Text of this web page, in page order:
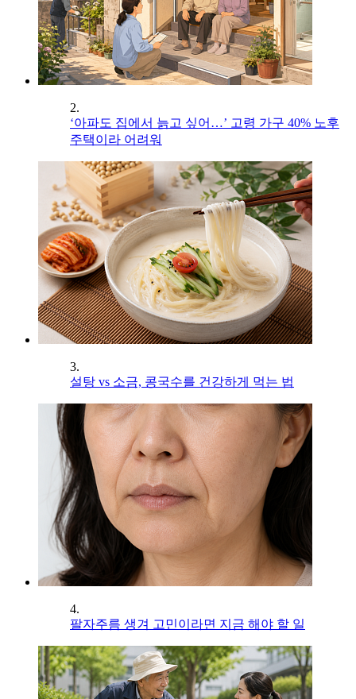
2.
‘아파도 집에서 늙고 싶어…’ 고령 가구 40% 노후
주택이라 어려워
3.
설탕 vs 소금, 콩국수를 건강하게 먹는 법
4.
팔자주름 생겨 고민이라면 지금 해야 할 일